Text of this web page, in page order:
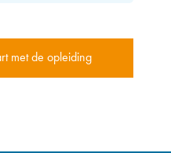
met de opleiding